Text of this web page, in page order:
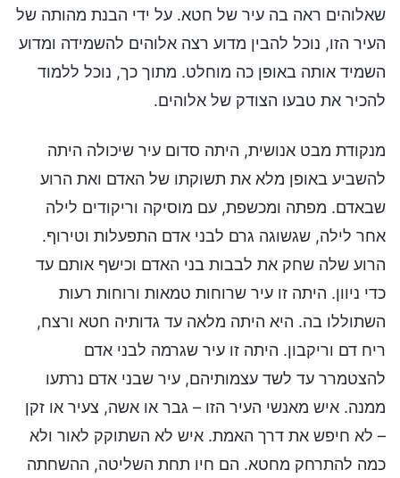
שאלוהים ראה בה עיר של חטא. על ידי הבנת מהותה של
העיר הזו, נוכל להבין מדוע רצה אלוהים להשמידה ומדוע
השמיד אותה באופן כה מוחלט. מתוך כך, נוכל ללמוד
להכיר את טבעו הצודק של אלוהים.
מנקודת מבט אנושית, היתה סדום עיר שיכולה היתה
להשביע באופן מלא את תשוקתו של האדם ואת הרוע
שבאדם. מפתה ומכשפת, עם מוסיקה וריקודים לילה
אחר לילה, שגשוגה גרם לבני אדם התפעלות וטירוף.
הרוע שלה שחק את לבבות בני האדם וכישף אותם עד
כדי ניוון. היתה זו עיר שרוחות טמאות ורוחות רעות
השתוללו בה. היא היתה מלאה עד גדותיה חטא ורצח,
ריח דם וריקבון. היתה זו עיר שגרמה לבני אדם
להצטמרר עד לשד עצמותיהם, עיר שבני אדם נרתעו
ממנה. איש מאנשי העיר הזו – גבר או אשה, צעיר או זקן
– לא חיפש את דרך האמת. איש לא השתוקק לאור ולא
כמה להתרחק מחטא. הם חיו תחת השליטה, ההשחתה